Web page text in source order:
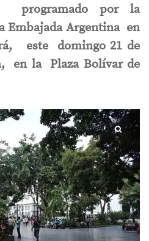
programado por la
Embajada Argentina en
este domingo 21 de
en la Plaza Bolívar de